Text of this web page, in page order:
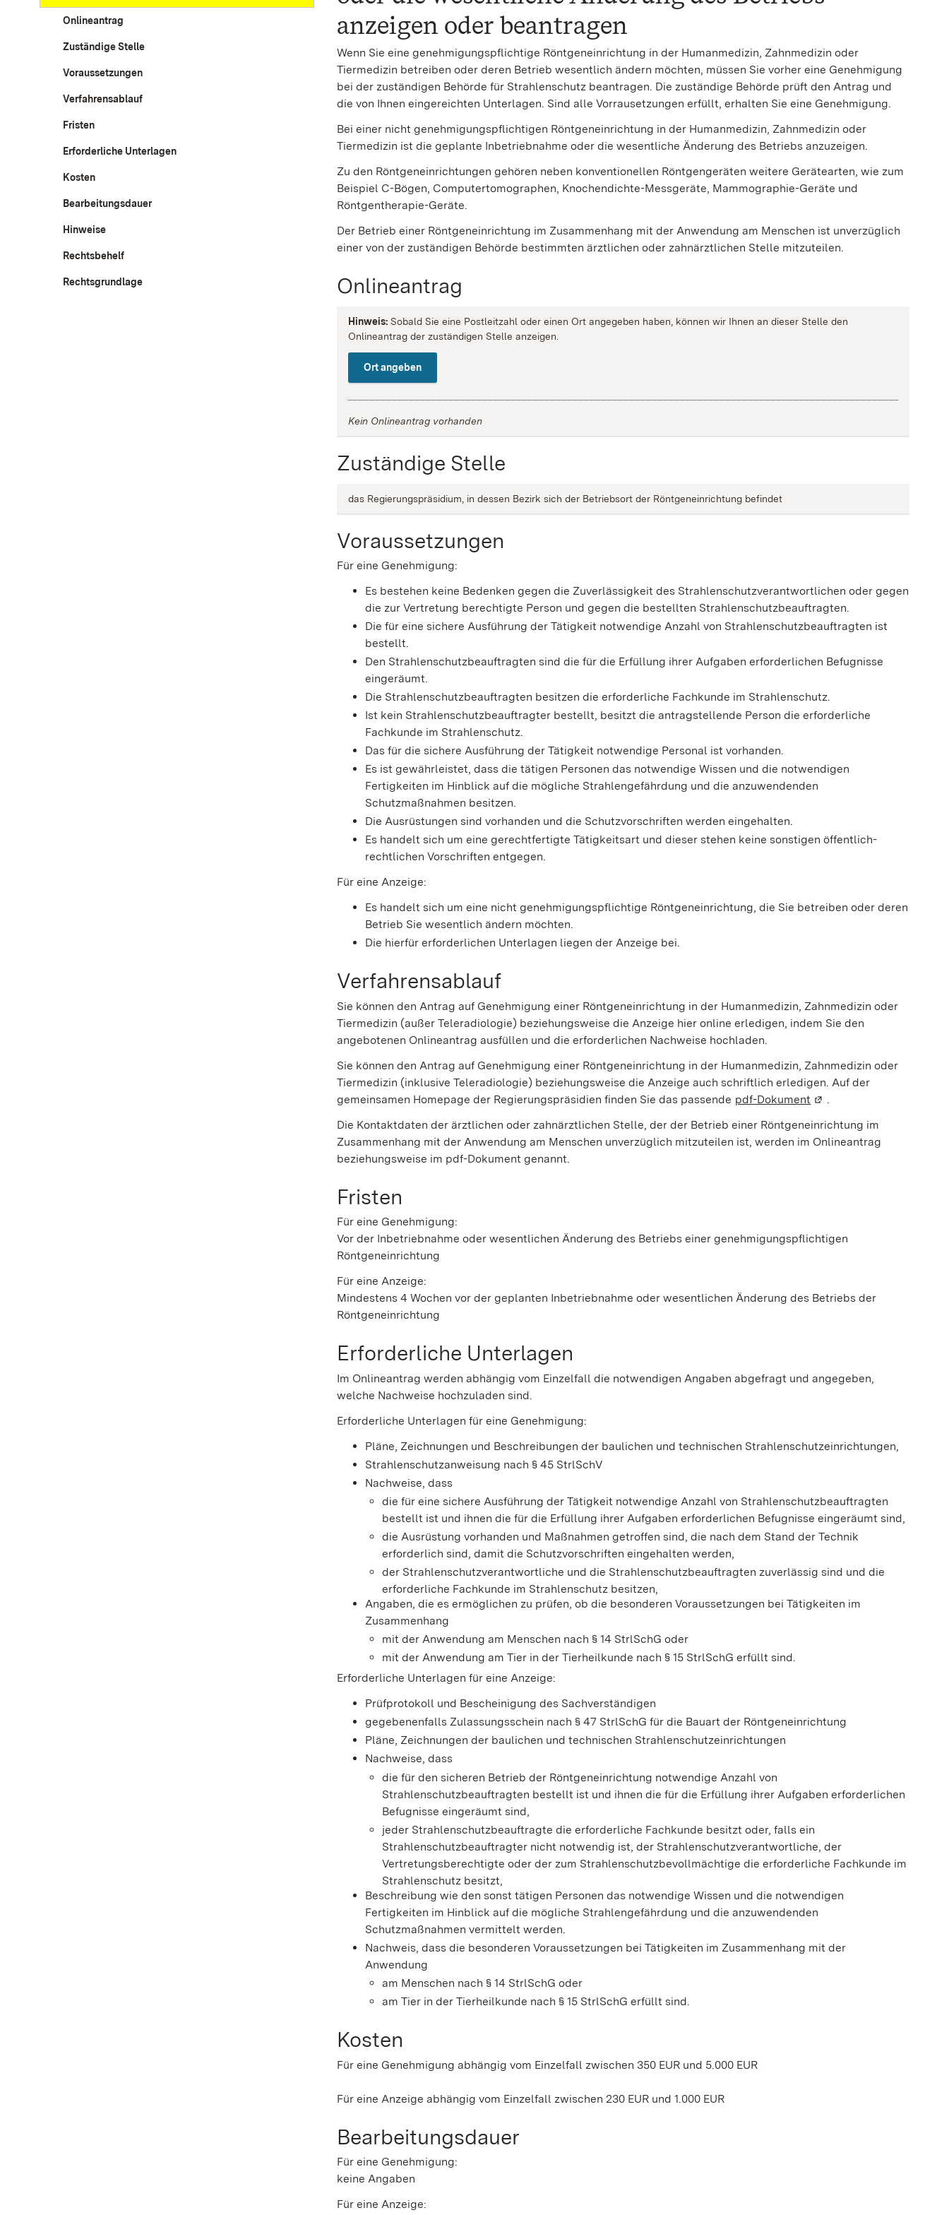
Onlineantrag
Zuständige Stelle
Voraussetzungen
Verfahrensablauf
Fristen
Erforderliche Unterlagen
Kosten
Bearbeitungsdauer
Hinweise
Rechtsbehelf
Rechtsgrundlage
anzeigen oder beantragen
Wenn Sie eine genehmigungspflichtige Röntgeneinrichtung in der Humanmedizin, Zahnmedizin oder
Tiermedizin betreiben oder deren Betrieb wesentlich ändern möchten, müssen Sie vorher eine Genehmigung
bei der zuständigen Behörde für Strahlenschutz beantragen. Die zuständige Behörde prüft den Antrag und
die von Ihnen eingereichten Unterlagen. Sind alle Vorrausetzungen erfüllt, erhalten Sie eine Genehmigung.
Bei einer nicht genehmigungspflichtigen Röntgeneinrichtung in der Humanmedizin, Zahnmedizin oder
Tiermedizin ist die geplante Inbetriebnahme oder die wesentliche Änderung des Betriebs anzuzeigen.
Zu den Röntgeneinrichtungen gehören neben konventionellen Röntgengeräten weitere Gerätearten, wie zum
Beispiel C-Bögen, Computertomographen, Knochendichte-Messgeräte, Mammographie-Geräte und
Röntgentherapie-Geräte.
Der Betrieb einer Röntgeneinrichtung im Zusammenhang mit der Anwendung am Menschen ist unverzüglich
einer von der zuständigen Behörde bestimmten ärztlichen oder zahnärztlichen Stelle mitzuteilen.
Onlineantrag
Hinweis: Sobald Sie eine Postleitzahl oder einen Ort angegeben haben, können wir Ihnen an dieser Stelle den
Onlineantrag der zuständigen Stelle anzeigen.
Ort angeben
Kein Onlineantrag vorhanden
Zuständige Stelle
das Regierungspräsidium, in dessen Bezirk sich der Betriebsort der Röntgeneinrichtung befindet
Voraussetzungen
Für eine Genehmigung:
Es bestehen keine Bedenken gegen die Zuverlässigkeit des Strahlenschutzverantwortlichen oder gegen
die zur Vertretung berechtigte Person und gegen die bestellten Strahlenschutzbeauftragten.
Die für eine sichere Ausführung der Tätigkeit notwendige Anzahl von Strahlenschutzbeauftragten ist
bestellt.
Den Strahlenschutzbeauftragten sind die für die Erfüllung ihrer Aufgaben erforderlichen Befugnisse
eingeräumt.
Die Strahlenschutzbeauftragten besitzen die erforderliche Fachkunde im Strahlenschutz.
Ist kein Strahlenschutzbeauftragter bestellt, besitzt die antragstellende Person die erforderliche
Fachkunde im Strahlenschutz.
Das für die sichere Ausführung der Tätigkeit notwendige Personal ist vorhanden.
Es ist gewährleistet, dass die tätigen Personen das notwendige Wissen und die notwendigen
Fertigkeiten im Hinblick auf die mögliche Strahlengefährdung und die anzuwendenden
Schutzmaßnahmen besitzen.
Die Ausrüstungen sind vorhanden und die Schutzvorschriften werden eingehalten.
Es handelt sich um eine gerechtfertigte Tätigkeitsart und dieser stehen keine sonstigen öffentlich-
rechtlichen Vorschriften entgegen.
Für eine Anzeige:
Es handelt sich um eine nicht genehmigungspflichtige Röntgeneinrichtung, die Sie betreiben oder deren
Betrieb Sie wesentlich ändern möchten.
Die hierfür erforderlichen Unterlagen liegen der Anzeige bei.
Verfahrensablauf
Sie können den Antrag auf Genehmigung einer Röntgeneinrichtung in der Humanmedizin, Zahnmedizin oder
Tiermedizin (außer Teleradiologie) beziehungsweise die Anzeige hier online erledigen, indem Sie den
angebotenen Onlineantrag ausfüllen und die erforderlichen Nachweise hochladen.
Sie können den Antrag auf Genehmigungeiner Röntgeneinrichtung in der Humanmedizin, Zahnmedizin oder
Tiermedizin (inklusive Teleradiologie) beziehungsweise die Anzeige auch schriftlich erledigen. Auf der
gemeinsamen Homepage der Regierungspräsidien finden Sie das passende pdf-Dokument (Wird in einem neuen
Die Kontaktdaten der ärztlichen oder zahnärztlichen Stelle, der der Betrieb einer Röntgeneinrichtung im
Zusammenhang mit der Anwendung am Menschen unverzüglich mitzuteilen ist, werden im Onlineantrag
beziehungsweise im pdf-Dokument genannt.
Fristen
Für eine Genehmigung:
Vor der Inbetriebnahme oder wesentlichen Änderung des Betriebs einer genehmigungspflichtigen
Röntgeneinrichtung
Für eine Anzeige:
Mindestens 4 Wochen vor der geplanten Inbetriebnahme oder wesentlichen Änderung des Betriebs der
Röntgeneinrichtung
Erforderliche Unterlagen
Im Onlineantrag werden abhängig vom Einzelfall die notwendigen Angaben abgefragt und angegeben,
welche Nachweise hochzuladen sind.
Erforderliche Unterlagen für eine Genehmigung:
Pläne, Zeichnungen und Beschreibungen der baulichen und technischen Strahlenschutzeinrichtungen,
Strahlenschutzanweisung nach § 45 StrlSchV
Nachweise, dass
die für eine sichere Ausführung der Tätigkeit notwendige Anzahl von Strahlenschutzbeauftragten
bestellt ist und ihnen die für die Erfüllung ihrer Aufgaben erforderlichen Befugnisse eingeräumt sind,
die Ausrüstung vorhanden und Maßnahmen getroffen sind, die nach dem Stand der Technik
erforderlich sind, damit die Schutzvorschriften eingehalten werden,
der Strahlenschutzverantwortliche und die Strahlenschutzbeauftragten zuverlässig sind und die
erforderliche Fachkunde im Strahlenschutz besitzen,
Angaben, die es ermöglichen zu prüfen, ob die besonderen Voraussetzungen bei Tätigkeiten im
Zusammenhang
mit der Anwendung am Menschen nach § 14 StrlSchG oder
mit der Anwendung am Tier in der Tierheilkunde nach § 15 StrlSchG erfüllt sind.
Erforderliche Unterlagen für eine Anzeige:
Prüfprotokoll und Bescheinigung des Sachverständigen
gegebenenfalls Zulassungsschein nach § 47 StrlSchG für die Bauart der Röntgeneinrichtung
Pläne, Zeichnungen der baulichen und technischen Strahlenschutzeinrichtungen
Nachweise, dass
die für den sicheren Betrieb der Röntgeneinrichtung notwendige Anzahl von
Strahlenschutzbeauftragten bestellt ist und ihnen die für die Erfüllung ihrer Aufgaben erforderlichen
Befugnisse eingeräumt sind,
jeder Strahlenschutzbeauftragte die erforderliche Fachkunde besitzt oder, falls ein
Strahlenschutzbeauftragter nicht notwendig ist, der Strahlenschutzverantwortliche, der
Vertretungsberechtigte oder der zum Strahlenschutzbevollmächtige die erforderliche Fachkunde im
Strahlenschutz besitzt,
Beschreibung wie den sonst tätigen Personen das notwendige Wissen und die notwendigen
Fertigkeiten im Hinblick auf die mögliche Strahlengefährdung und die anzuwendenden
Schutzmaßnahmen vermittelt werden.
Nachweis, dass die besonderen Voraussetzungen bei Tätigkeiten im Zusammenhang mit der
Anwendung
am Menschen nach § 14 StrlSchG oder
am Tier in der Tierheilkunde nach § 15 StrlSchG erfüllt sind.
Kosten
Für eine Genehmigung abhängig vom Einzelfall zwischen 350 EUR und 5.000 EUR
Für eine Anzeige abhängig vom Einzelfall zwischen 230 EUR und 1.000 EUR
Bearbeitungsdauer
Für eine Genehmigung:
keine Angaben
Für eine Anzeige: